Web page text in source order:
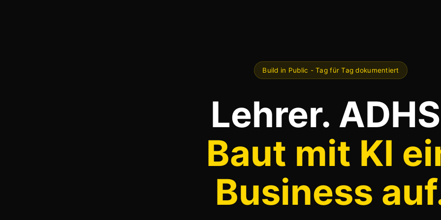
Build in Public - Tag für Tag dokumentiert
Lehrer.
Baut mit KI
Business